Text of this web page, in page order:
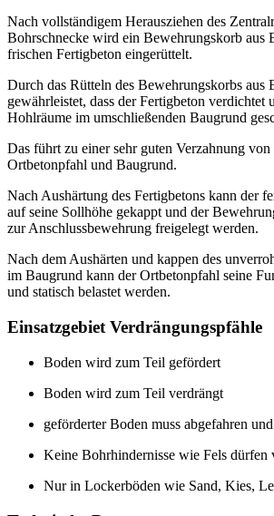
Nach vollständigem Herausziehen des
Bohrschnecke wird ein Bewehrungskorb aus
frischen Fertigbeton eingerüttelt.
Durch das Rütteln des Bewehrungskorbs aus
gewährleistet, dass der Fertigbeton verdichtet
Hohlräume im umschließenden Baugrund
Das führt zu einer sehr guten Verzahnung
Ortbetonpfahl und Baugrund.
Nach Aushärtung des Fertigbetons kann der
auf seine Sollhöhe gekappt und der
zur Anschlussbewehrung freigelegt werden.
Nach dem Aushärten und kappen des
im Baugrund kann der Ortbetonpfahl seine
und statisch belastet werden.
Einsatzgebiet Verdrängungspfähle
Boden wird zum Teil gefördert
Boden wird zum Teil verdrängt
geförderter Boden muss abgefahren
Keine Bohrhindernisse wie Fels dürfen
Nur in Lockerböden wie Sand, Kies,